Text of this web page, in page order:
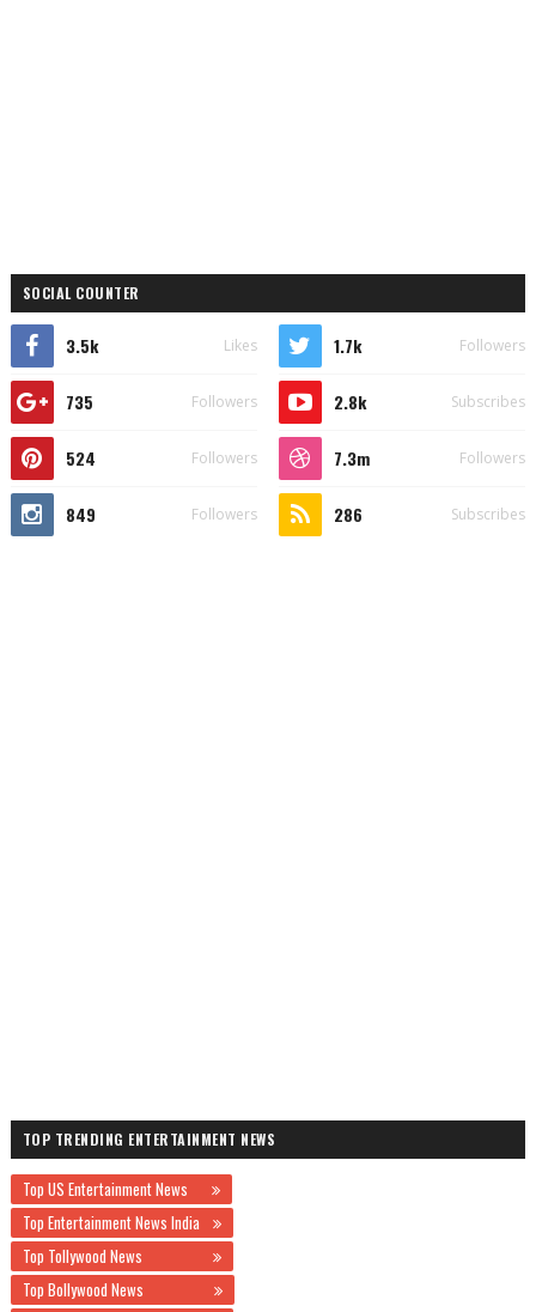
SOCIAL COUNTER
3.5k Likes 1.7k Followers
735 Followers 2.8k Subscribes
524 Followers 7.3m Followers
849 Followers 286 Subscribes
TOP TRENDING ENTERTAINMENT NEWS
Top US Entertainment News
Top Entertainment News India
Top Tollywood News
Top Bollywood News